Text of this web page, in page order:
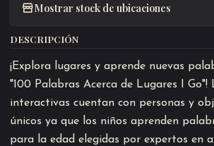
Mostrar stock de ubicaciones
DESCRIPCIÓN
¡Explora lugares y aprende nuevas
"100 Palabras Acerca de Lugares I Go"!
interactivas cuentan con personas y
únicos ya que los niños aprenden
para la edad elegidas por expertos en